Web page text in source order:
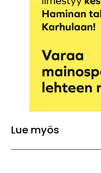
Lue myös